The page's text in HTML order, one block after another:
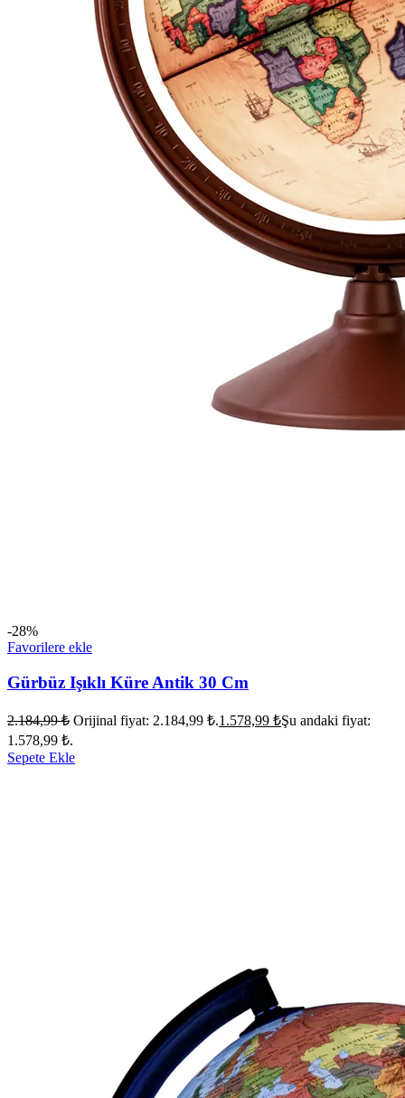
-28%
Favorilere ekle
Gürbüz Işıklı Küre Antik 30 Cm
2.184,99₺ Orijinal fiyat: 2.184,99 ₺.1.578,99 ₺Şu andaki fiyat:
1.578,99 ₺.
Sepete Ekle